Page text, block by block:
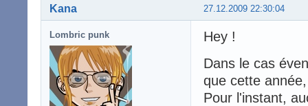
27.12.2009 22:30:04
Kana
Lombric punk
Hey !
Dans le cas
que cette
Pour l'instant,